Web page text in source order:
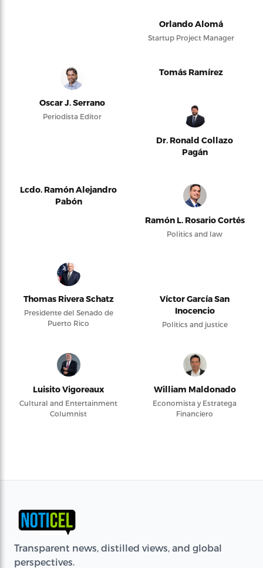
Orlando Alomá
Startup Project Manager
Oscar J. Serrano
Periodista Editor
Tomás Ramírez
Dr. Ronald Collazo
Pagán
Lcdo. Ramón Alejandro
Pabón
Ramón L. Rosario Cortés
Politics and law
Thomas Rivera Schatz
Presidente del Senado de
Puerto Rico
Víctor García San
Inocencio
Politics and justice
Luisito Vigoreaux
Cultural and Entertainment
Columnist
William Maldonado
Economista y Estratega
Financiero
Transparent news, distilled views, and global
perspectives.